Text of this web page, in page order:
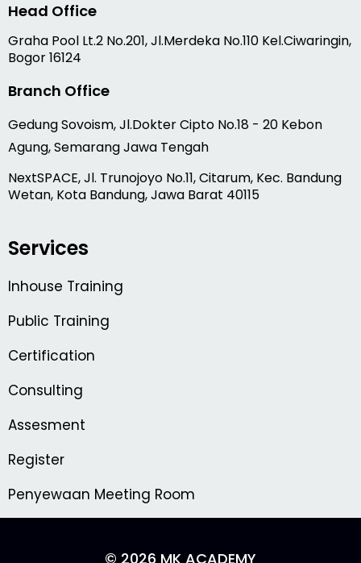
Head Office
Graha Pool Lt.2 No.201, Jl.Merdeka No.110 Kel.Ciwaringin,
Bogor 16124
Branch Office
Gedung Sovoism, Jl.Dokter Cipto No.18 - 20 Kebon
Agung, Semarang Jawa Tengah
NextSPACE, Jl. Trunojoyo No.11, Citarum, Kec. Bandung
Wetan, Kota Bandung, Jawa Barat 40115
Services
Inhouse Training
Public Training
Certification
Consulting
Assesment
Register
Penyewaan Meeting Room
© 2026 MK ACADEMY